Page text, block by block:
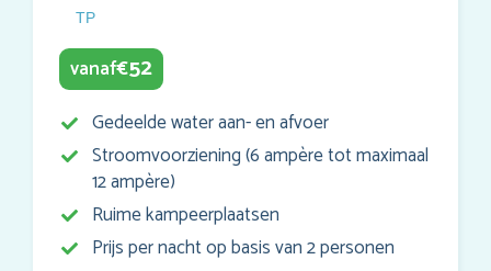
TP
vanaf€52
Gedeelde water aan- en afvoer
Stroomvoorziening (6 ampère tot maximaal
12 ampère)
Ruime kampeerplaatsen
Prijs per nacht op basis van 2 personen